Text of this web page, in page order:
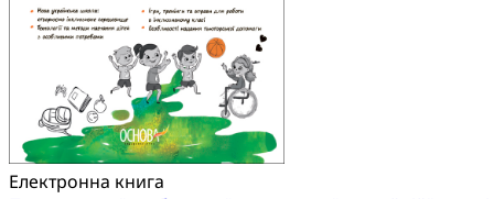
Електронна книга